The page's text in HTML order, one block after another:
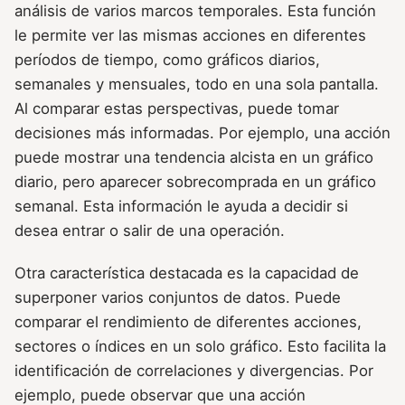
análisis de varios marcos temporales. Esta función
le permite ver las mismas acciones en diferentes
períodos de tiempo, como gráficos diarios,
semanales y mensuales, todo en una sola pantalla.
Al comparar estas perspectivas, puede tomar
decisiones más informadas. Por ejemplo, una acción
puede mostrar una tendencia alcista en un gráfico
diario, pero aparecer sobrecomprada en un gráfico
semanal. Esta información le ayuda a decidir si
desea entrar o salir de una operación.
Otra característica destacada es la capacidad de
superponer varios conjuntos de datos. Puede
comparar el rendimiento de diferentes acciones,
sectores o índices en un solo gráfico. Esto facilita la
identificación de correlaciones y divergencias. Por
ejemplo, puede observar que una acción